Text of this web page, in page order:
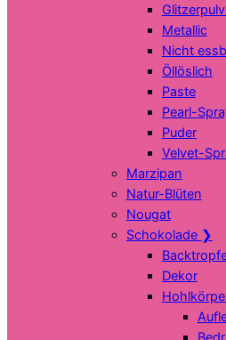
Metallic
Nicht
Öllöslich
Paste
Pearl-
Puder
Velvet-
Marzipan
Natur-Blüten
Nougat
Schokolade ❯
Dekor